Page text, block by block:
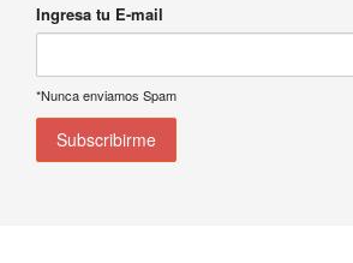
Ingresa tu E-mail
*Nunca enviamos Spam